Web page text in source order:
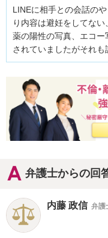
LINEに相手との会話の
り内容は避妊をしてな
薬の陽性の写真、エコ
されていましたがそれも
弁護士からの回
内藤 政信 弁護